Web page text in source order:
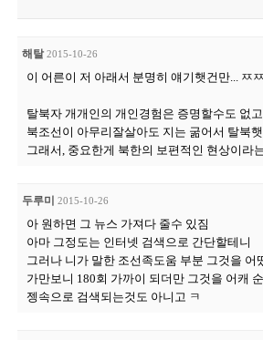
해탈 2015-10-26
이 어른이 저 아래서 분명히 얘기햇건만... ㅉ
탈북자 개개인의 개인경험은 증명할수도 없
북조선이 아무리잘살아도 지는 굶어서 탈북
그래서, 중요한게 북한의 보편적인 현상이라
두루미 2015-10-26
아 원하면 그 뉴스 가져다 줄수 있짐
아마 그정도는 인터넷 검색으로 간단할테니
그러나 니가 말한 조선족도움 부분 그것을 어
가만보니 180회 가까이 되더만 그것을 어캐
젱속으로 검색되는것도 아니고 ㅋ